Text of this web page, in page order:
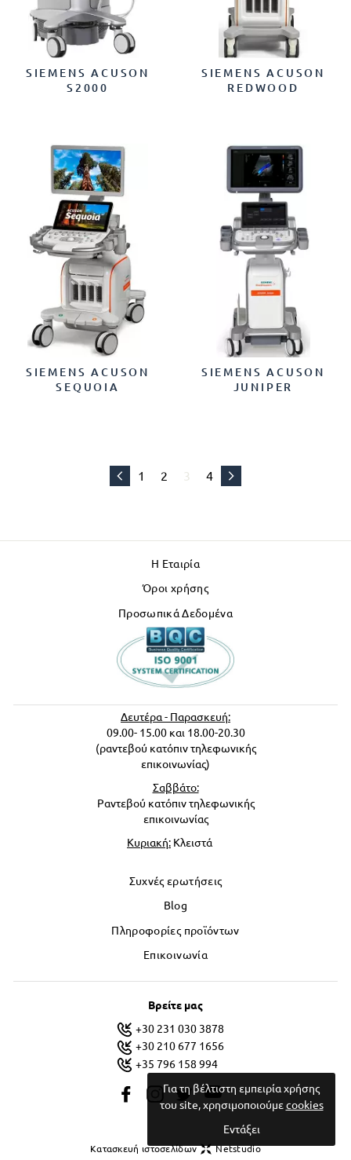
SIEMENS ACUSON
S2000
SIEMENS ACUSON
REDWOOD
SIEMENS ACUSON
SEQUOIA
SIEMENS ACUSON
JUNIPER
1 2 3 4
Η Εταιρία
Όροι χρήσης
Προσωπικά Δεδομένα
Δευτέρα - Παρασκευή:
09.00- 15.00 και 18.00-20.30
(ραντεβού κατόπιν τηλεφωνικής
επικοινωνίας)
Σαββάτο:
Ραντεβού κατόπιν τηλεφωνικής
επικοινωνίας
Κυριακή: Κλειστά
Συχνές ερωτήσεις
Blog
Πληροφορίες προϊόντων
Επικοινωνία
Βρείτε μας
+30 231 030 3878
+30 210 677 1656
+35 796 158 994
Κατασκευή ιστοσελίδων Netstudio
Για τη βέλτιστη εμπειρία χρήσης
του site, χρησιμοποιούμεcookies
Εντάξει